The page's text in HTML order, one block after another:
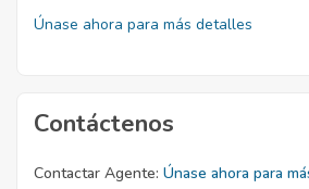
Únase ahora para más detalles
Contáctenos
Contactar Agente: Únase ahora para